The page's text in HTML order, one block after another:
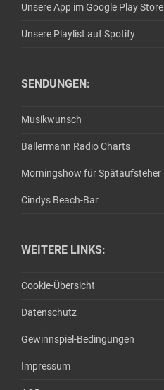
Unsere App im Google Play Store
Unsere Playlist auf Spotify
SENDUNGEN:
Musikwunsch
Ballermann Radio Charts
Morningshow für Spätaufsteher
Cindys Beach-Bar
WEITERE LINKS:
Cookie-Übersicht
Datenschutz
Gewinnspiel-Bedingungen
Impressum